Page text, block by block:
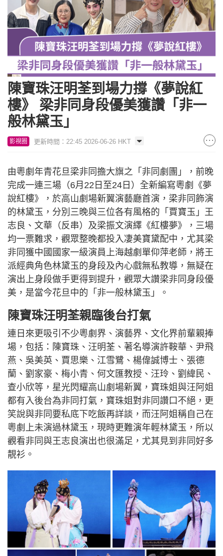
陳寶珠汪明荃到場力撐《夢說紅
樓》 梁非同身段優美獲讚「非一
般林黛玉」
影視圈 更新時間：22:45 2026-06-26 HKT
由粵劇年青花旦梁非同擔大旗之「非同劇團」，前晚
完成一連三場（6月22日至24日）全新編寫粵劇《夢
說紅樓》，於高山劇場新翼演藝廳首演，梁非同飾演
的林黛玉，分別三晚與三位各有風格的「賈寶玉」王
志良、文華（反串）及梁振文演繹《紅樓夢》，三場
均一票難求，觀眾整晚都投入凄美寶黛配中，尤其梁
非同獲中國國家一級演員上海越劇單仰萍老師，將王
派經典角色林黛玉的身段及內心戲無私教導，無疑在
演出上身段做手更得到提升，觀眾大讚梁非同身段優
美，是當今花旦中的「非一般林黛玉」。
陳寶珠汪明荃親臨後台打氣
連日來更吸引不少粵劇界、演藝界、文化界前輩親捧
場，包括：陳寶珠、汪明荃、著名導演許鞍華、尹飛
燕、吳美英、賈思樂、江雪鷺、楊偉誠博士、張德
蘭、劉家豪、梅小青、何文匯教授、汪玲、劉緯民、
查小欣等，星光閃耀高山劇場新翼，寶珠姐與汪阿姐
都有入後台為非同打氣，寶珠姐對非同讚口不絕，更
笑說與非同要私底下吃飯再詳談，而汪阿姐稱自己在
粵劇上未演過林黛玉，現時更難演年輕林黛玉，所以
觀看非同與王志良演出也很滿足，尤其見到非同好多
靚衫。